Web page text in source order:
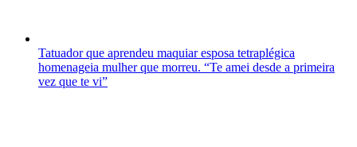
Tatuador que aprendeu maquiar esposa tetraplégica
homenageia mulher que morreu. “Te amei desde a primeira
vez que te vi”